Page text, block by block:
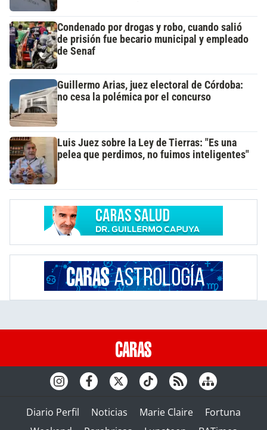
Condenado por drogas y robo, cuando salió
de prisión fue becario municipal y empleado
de Senaf
Guillermo Arias, juez electoral de Córdoba:
no cesa la polémica por el concurso
Luis Juez sobre la Ley de Tierras: "Es una
pelea que perdimos, no fuimos inteligentes"
Diario Perfil Noticias Marie Claire
Fortuna